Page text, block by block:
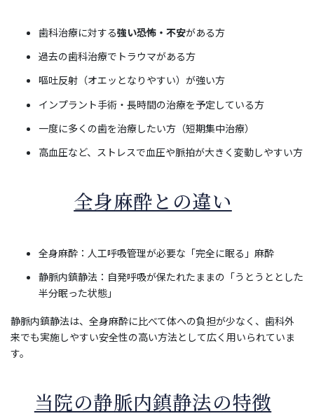
歯科治療に対する強い恐怖・不安がある方
過去の歯科治療でトラウマがある方
嘔吐反射（オエッとなりやすい）が強い方
インプラント手術・長時間の治療を予定している方
一度に多くの歯を治療したい方（短期集中治療）
高血圧など、ストレスで血圧や脈拍が大きく変動しやすい方
全身麻酔との違い
全身麻酔：人工呼吸管理が必要な「完全に眠る」麻酔
静脈内鎮静法：自発呼吸が保たれたままの「うとうととした
半分眠った状態」
静脈内鎮静法は、全身麻酔に比べて体への負担が少なく、歯科外
来でも実施しやすい安全性の高い方法として広く用いられていま
す。
当院の静脈内鎮静法の特徴